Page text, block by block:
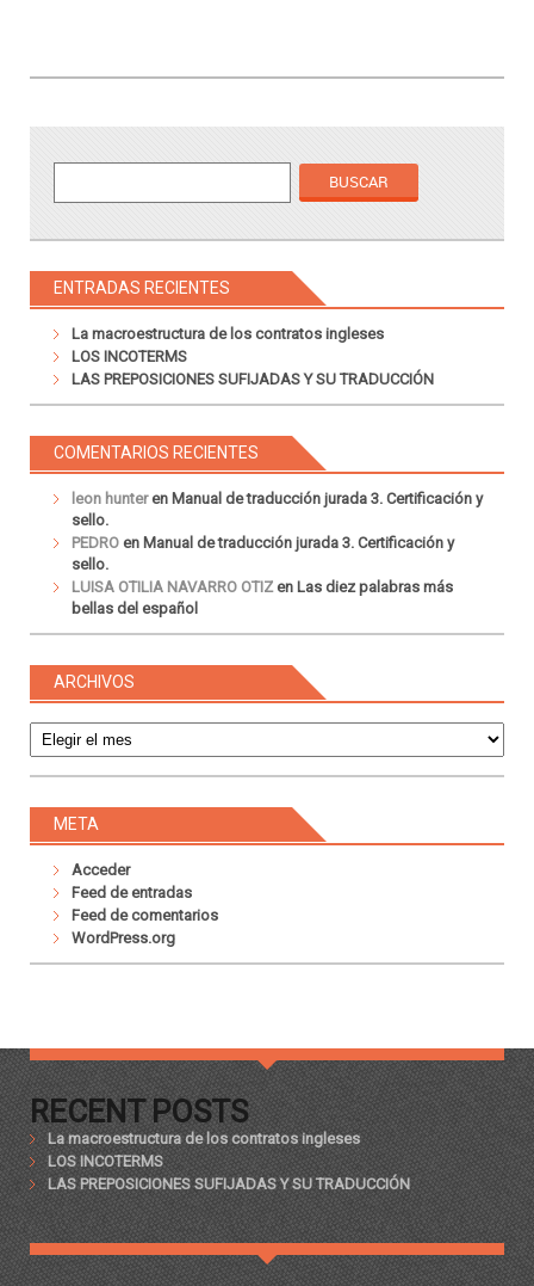
ENTRADAS RECIENTES
La macroestructura de los contratos ingleses
LOS INCOTERMS
LAS PREPOSICIONES SUFIJADAS Y SU TRADUCCIÓN
COMENTARIOS RECIENTES
leon hunteren Manual de traducción jurada 3. Certificación y
sello.
PEDRO en Manual de traducción jurada 3. Certificación y
sello.
LUISA OTILIA NAVARRO OTIZ en Las diez palabras más
bellas del español
ARCHIVOS
META
Acceder
Feed de entradas
Feed de comentarios
WordPress.org
RECENT POSTS
La macroestructura de los contratos ingleses
LOS INCOTERMS
LAS PREPOSICIONES SUFIJADAS Y SU TRADUCCIÓN